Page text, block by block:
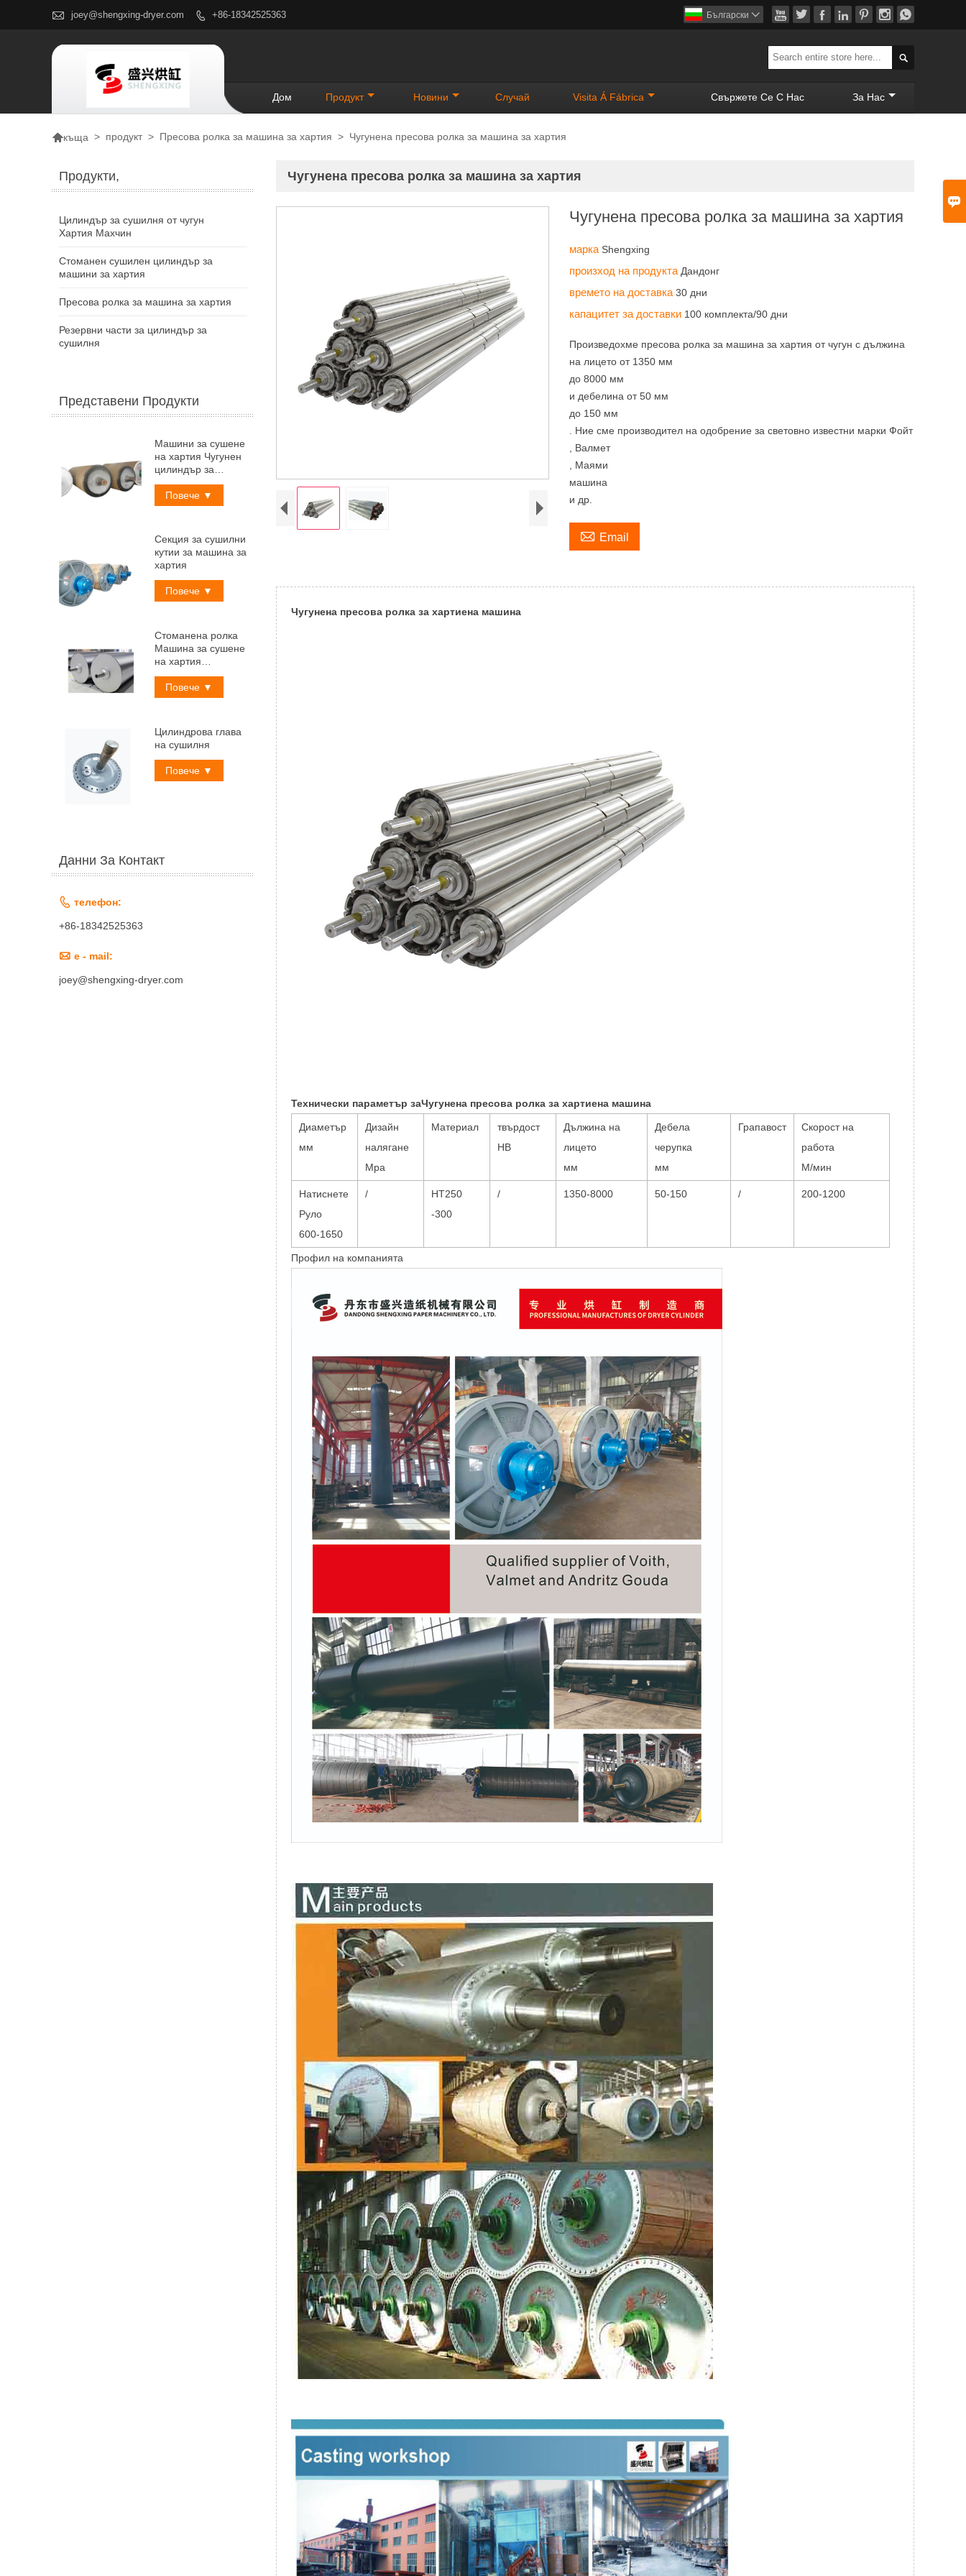

 joey@shengxing-dryer.com  +86-18342525363       
Български 

Дом Продукт Новини Случай Visita Á Fábrica Свържете Се С Нас За Нас
къща > продукт > Пресова ролка за машина за хартия > Чугунена пресова ролка за машина за хартия
Чугунена пресова ролка за машина за хартия
Чугунена пресова ролка за машина за хартия
марка Shengxing
произход на продукта Дандонг
времето на доставка30 дни
капацитет за доставки 100 комплекта/90 дни
Произведохме пресова ролка за машина за хартия от чугун с дължина
на лицето от 1350 мм
до 8000 мм
и дебелина от 50 мм
до 150 мм
. Ние сме производител на одобрение за световно известни марки Фойт
, Валмет
, Маями
машина
и др.
 Email
Чугунена пресова ролка за хартиена машина
Технически параметър заЧугунена пресова ролка за хартиена машина
Диаметър
мм
Дизайн
налягане
Mpa
Материал
твърдост
HB
Дължина на
лицето
мм
Дебела
черупка
мм
Грапавост
Скорост на
работа
М/мин
Натиснете
Руло
600-1650
/
HT250
-300
/ 1350-8000 50-150 / 200-1200
Профил на компанията
Продукти,
Цилиндър за сушилня от чугун
Хартия Махчин
Стоманен сушилен цилиндър за
машини за хартия
Пресова ролка за машина за хартия
Резервни части за цилиндър за
сушилня
Представени Продукти
Машини за сушене
на хартия Чугунен
цилиндър за
сушене
Повече ▼
Секция за сушилни
кутии за машина за
хартия
Повече ▼
Стоманена ролка
Машина за сушене
на хартия
Цилиндър
Повече ▼
Цилиндрова глава
на сушилня
Повече ▼
Данни За Контакт
 телефон:
+86-18342525363
 e - mail:
joey@shengxing-dryer.com